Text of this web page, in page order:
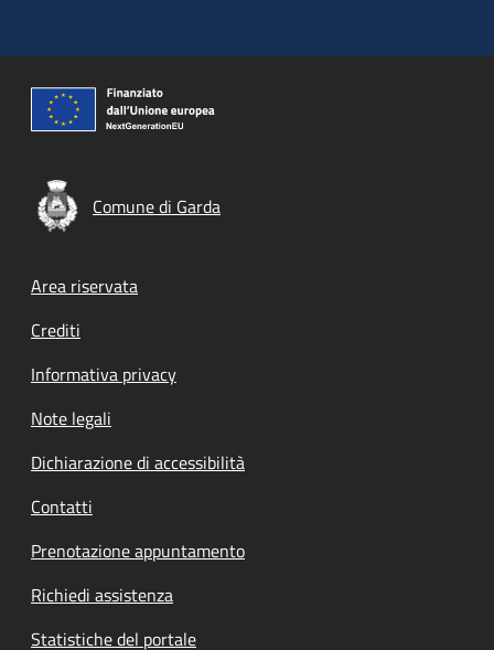
Comune di Garda
Footer menu
Area riservata
Crediti
Informativa privacy
Note legali
Dichiarazione di accessibilità
Contatti
Prenotazione appuntamento
Richiedi assistenza
Statistiche del portale